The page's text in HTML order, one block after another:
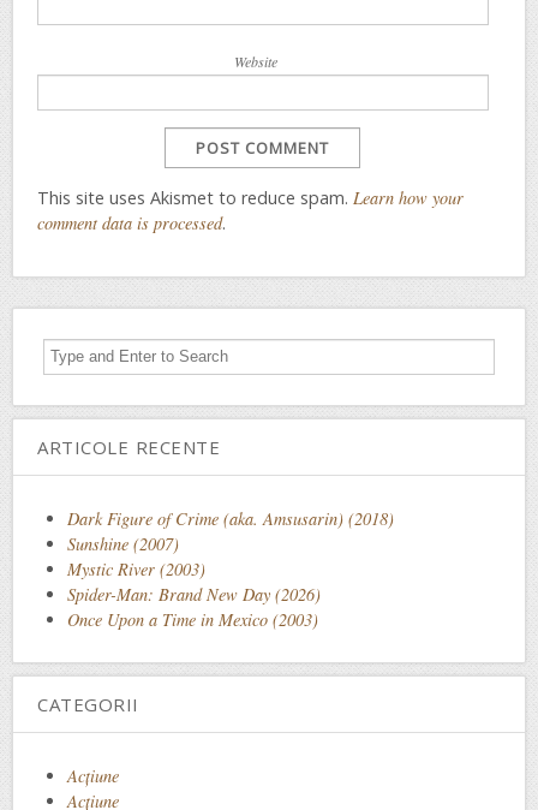
Website
This site uses Akismet to reduce spam. Learn how your
comment data is processed.
ARTICOLE RECENTE
Dark Figure of Crime (aka. Amsusarin) (2018)
Sunshine (2007)
Mystic River (2003)
Spider-Man: Brand New Day (2026)
Once Upon a Time in Mexico (2003)
CATEGORII
Acţiune
Acțiune